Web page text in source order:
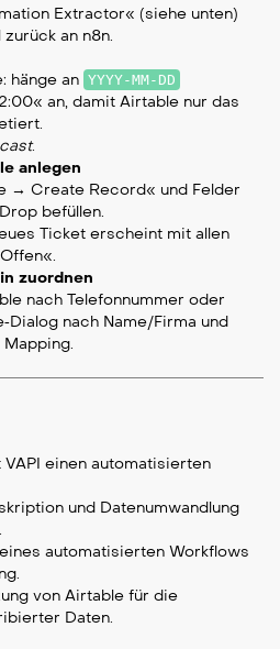
Extractor« (siehe unten)
an n8n.
hänge an YYYY‑MM‑DD
an, damit Airtable nur das
.
anlegen
→ Create Record« und Felder
befüllen.
Ticket erscheint mit allen
zuordnen
nach Telefonnummer oder
nach Name/Firma und
einen automatisierten
und Datenumwandlung
automatisierten Workflows
von Airtable für die
Daten.